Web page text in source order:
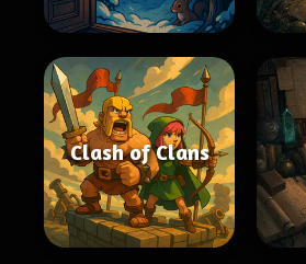
Clash of Clans